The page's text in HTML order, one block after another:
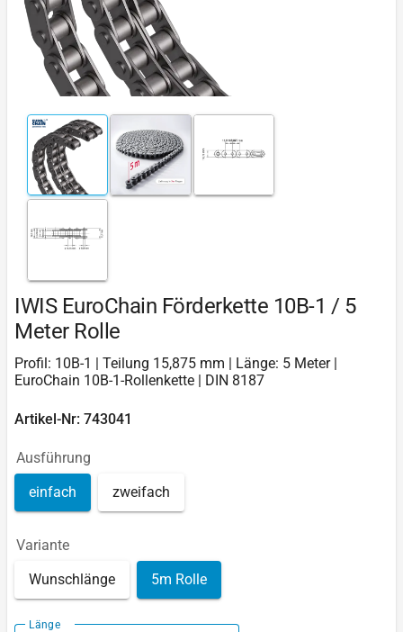
IWIS EuroChain Förderkette 10B-1 / 5
Meter Rolle
Profil: 10B-1 | Teilung 15,875 mm | Länge: 5 Meter |
EuroChain 10B-1-Rollenkette | DIN 8187
Artikel-Nr: 743041
Ausführung
einfach zweifach
Variante
Wunschlänge 5m Rolle
Länge